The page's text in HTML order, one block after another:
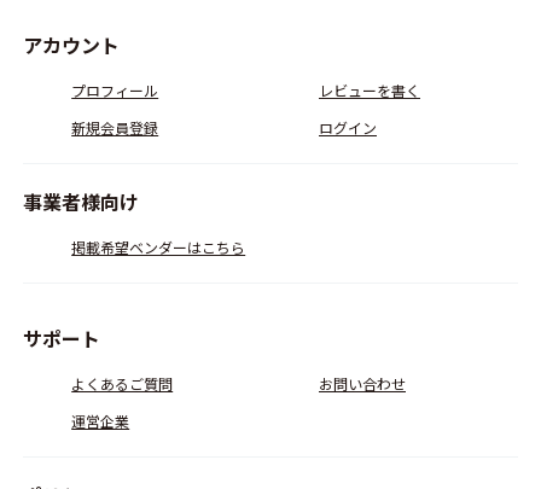
アカウント
プロフィール
レビューを書く
新規会員登録
ログイン
事業者様向け
掲載希望ベンダーはこちら
サポート
よくあるご質問
お問い合わせ
運営企業